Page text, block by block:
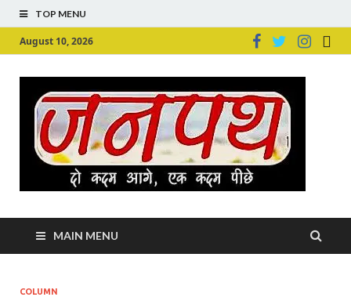
TOP MENU
August 10, 2026
MAIN MENU
COLUMN